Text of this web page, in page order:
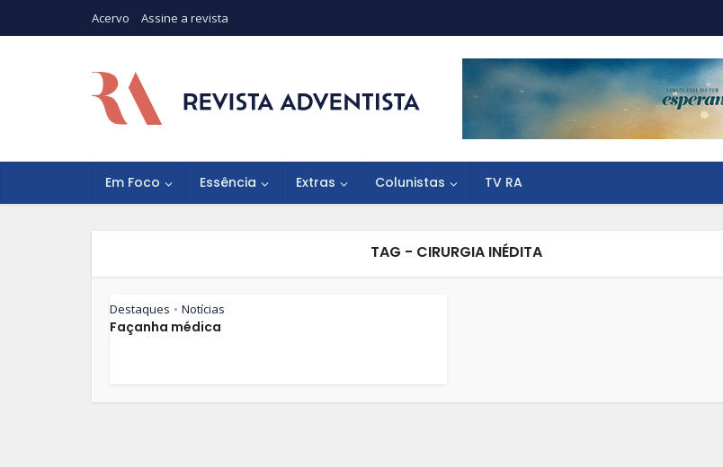
Acervo Assine a revista
Em Foco Essência Extras Colunistas TV RA
TAG - CIRURGIA INÉDITA
Destaques • Notícias
Façanha médica